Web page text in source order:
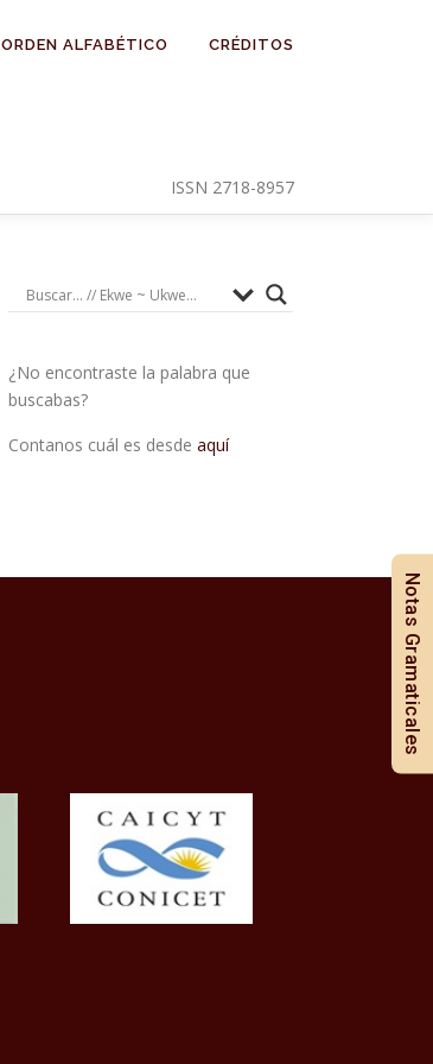
ORDEN ALFABÉTICO CRÉDITOS
ISSN 2718-8957
¿No encontraste la palabra que
buscabas?
Contanos cuál es desde aquí
Notas Gramaticales